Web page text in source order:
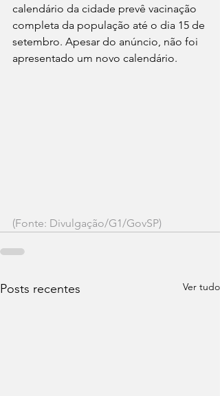
calendário da cidade prevê vacinação
completa da população até o dia 15 de
setembro. Apesar do anúncio, não foi
apresentado um novo calendário.
(Fonte: Divulgação/G1/GovSP)
Posts recentes Ver tudo